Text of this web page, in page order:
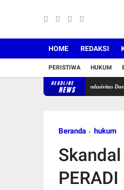
HOME REDAKSI
PERISTIWA HUKUM
HEADLINE
NEWS
Mitra Strategis Jaga Kondusivitas Daerah"
Beranda hukum